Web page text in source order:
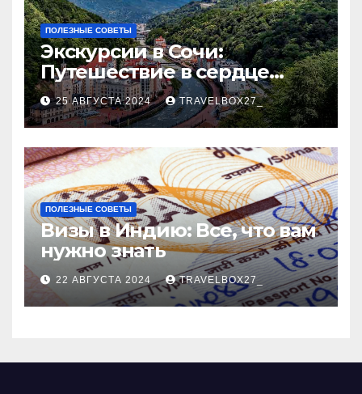
ПОЛЕЗНЫЕ СОВЕТЫ
Экскурсии в Сочи:
Путешествие в сердце
Черноморского курорта
25 АВГУСТА 2024 TRAVELBOX27_
ПОЛЕЗНЫЕ СОВЕТЫ
Визы в Индию: Все, что вам
нужно знать
22 АВГУСТА 2024 TRAVELBOX27_